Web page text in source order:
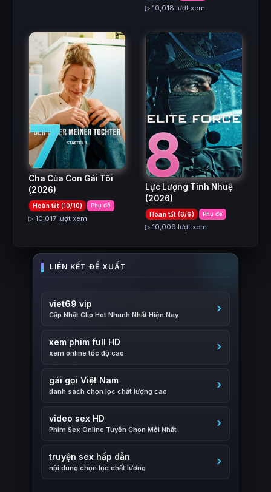
▷ 10,018 lượt xem
7
Cha Của Con Gái Tôi
(2026)
Hoàn tất (10/10) Phụ đề
▷ 10,017 lượt xem
8
Lực Lượng Tinh Nhuệ
(2026)
Hoàn tất (6/6) Phụ đề
▷ 10,009 lượt xem
viet69 vip
Cập Nhật Clip Hot Nhanh Nhất Hiện Nay
xem phim full HD
xem online tốc độ cao
gái gọi Việt Nam
danh sách chọn lọc chất lượng cao
video sex HD
Phim Sex Online Tuyển Chọn Mới Nhất
truyện sex hấp dẫn
nội dung chọn lọc chất lượng